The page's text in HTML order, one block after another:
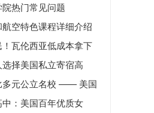
热门常见问题
空特色课程详细介绍
瓦伦西亚低成本拿下
择美国私立寄宿高
多元公立名校 —— 美国
：美国百年优质女